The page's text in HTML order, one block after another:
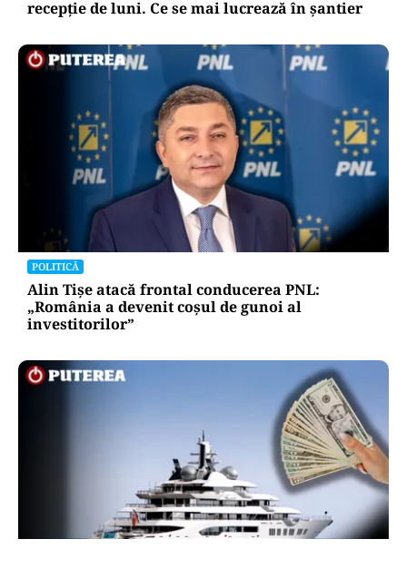
recepție de luni. Ce se mai lucrează în șantier
POLITICĂ
Alin Tișe atacă frontal conducerea PNL:
„România a devenit coșul de gunoi al
investitorilor”